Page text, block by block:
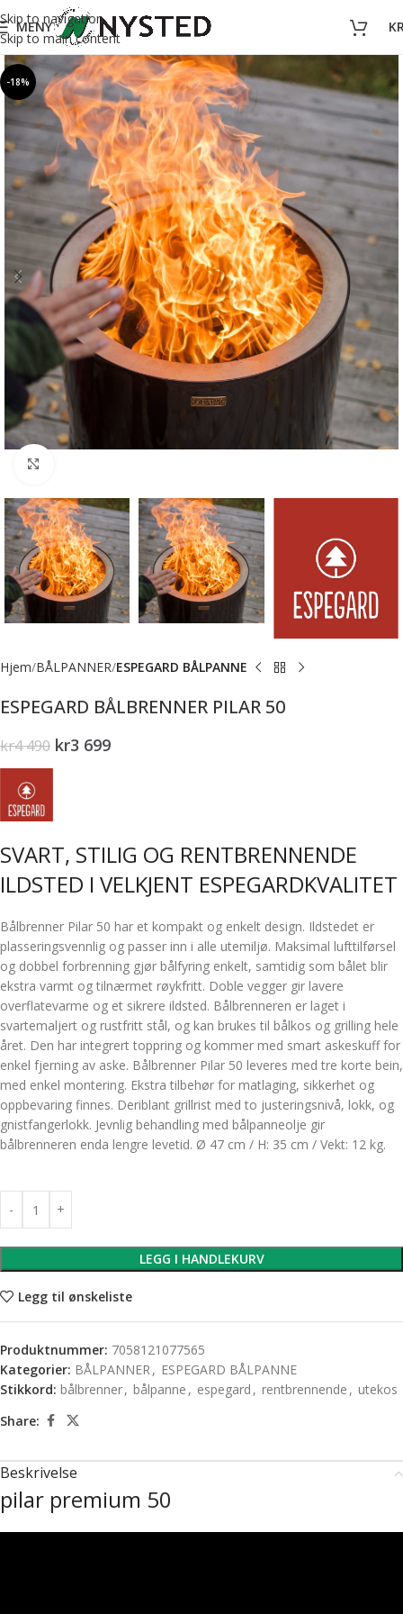
Skip to navigation
Skip to main content
MENY
-18%
Hjem BÅLPANNER ESPEGARD BÅLPANNE
ESPEGARD BÅLBRENNER PILAR 50
kr4 490 kr3 699
SVART, STILIG OG RENTBRENNENDE
ILDSTED I VELKJENT ESPEGARDKVALITET
Bålbrenner Pilar 50 har et kompakt og enkelt design. Ildstedet er
plasseringsvennlig og passer inn i alle utemiljø. Maksimal lufttilførsel
og dobbel forbrenning gjør bålfyring enkelt, samtidig som bålet blir
ekstra varmt og tilnærmet røykfritt. Doble vegger gir lavere
overflatevarme og et sikrere ildsted. Bålbrenneren er laget i
svartemaljert og rustfritt stål, og kan brukes til bålkos og grilling hele
året. Den har integrert toppring og kommer med smart askeskuff for
enkel fjerning av aske. Bålbrenner Pilar 50 leveres med tre korte bein,
med enkel montering. Ekstra tilbehør for matlaging, sikkerhet og
oppbevaring finnes. Deriblant grillrist med to justeringsnivå, lokk, og
gnistfangerlokk. Jevnlig behandling med bålpanneolje gir
bålbrenneren enda lengre levetid. Ø 47 cm / H: 35 cm / Vekt: 12 kg.
LEGG I HANDLEKURV
Legg til ønskeliste
Produktnummer: 7058121077565
Kategorier: BÅLPANNER, ESPEGARD BÅLPANNE
Stikkord: bålbrenner, bålpanne , espegard , rentbrennende , utekos
Share:
Beskrivelse
pilar premium 50